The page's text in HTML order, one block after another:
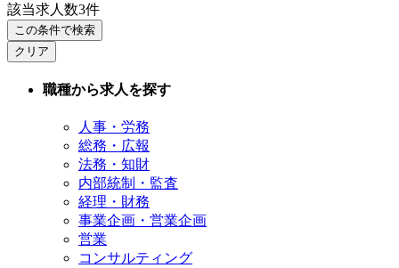
該当求人数3件
この条件で検索
クリア
職種から求人を探す
人事・労務
総務・広報
法務・知財
内部統制・監査
経理・財務
事業企画・営業企画
営業
コンサルティング